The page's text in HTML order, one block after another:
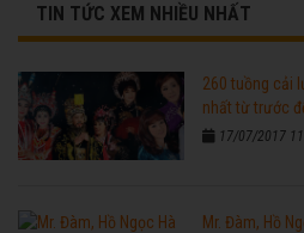
TIN TỨC XEM NHIỀU NHẤT
260 tuồng cải
nhất từ trước
17/07/2017
Mr. Đàm, Hồ